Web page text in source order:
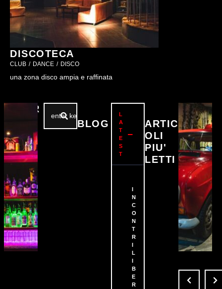
DISCOTECA
CLUB / DANCE / DISCO
una zona disco ampia e raffinata
SEAR
BLOG
L
A
T
E
S
T
I
N
C
O
N
T
R
I
L
I
B
E
R
ARTIC
OLI
PIU'
LETTI
VIN
YL
1
PRI